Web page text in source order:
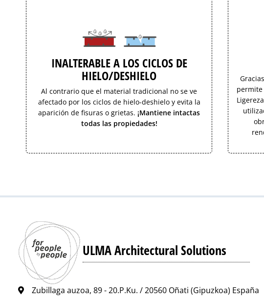
INALTERABLE A LOS CICLOS DE
HIELO/DESHIELO
Al contrario que el material tradicional no se ve
afectado por los ciclos de hielo-deshielo y evita la
aparición de fisuras o grietas. ¡Mantiene intactas
todas las propiedades!
permite
ULMA Architectural Solutions
Zubillaga auzoa, 89 - 20.P.Ku. / 20560 Oñati (Gipuzkoa) España